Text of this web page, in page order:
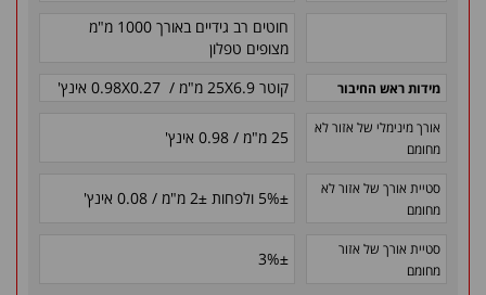
חוטים רב גידיים באורך 1000 מ"מ
מצופים טפלון
מידות ראש החיבור קוטר 25X6.9 מ"מ / 0.98X0.27 אינץ'
אורך מינימלי של אזור לא
מחומם
25 מ"מ / 0.98 אינץ'
סטיית אורך של אזור לא
מחומם
±5% ולפחות ±2 מ"מ / 0.08 אינץ'
סטיית אורך של אזור
מחומם
±
3%